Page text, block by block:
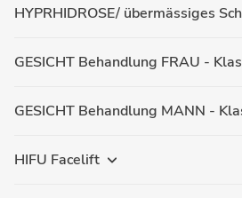
HYPRHIDROSE/ übermässiges
GESICHT Behandlung FRAU -
GESICHT Behandlung MANN -
HIFU Facelift